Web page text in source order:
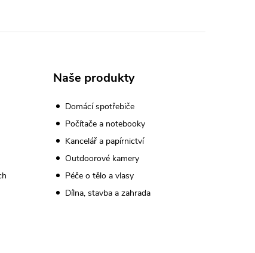
Naše produkty
Domácí spotřebiče
Počítače a notebooky
Kancelář a papírnictví
Outdoorové kamery
Péče o tělo a vlasy
Dílna, stavba a zahrada